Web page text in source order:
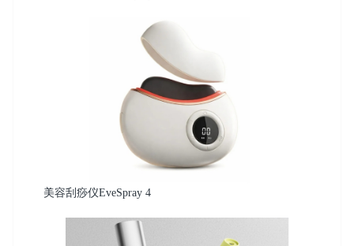
美容刮痧仪EveSpray 4